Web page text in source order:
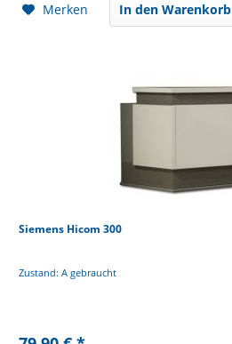
Merken In den Warenkorb
Siemens Hicom 300
Zustand: A gebraucht